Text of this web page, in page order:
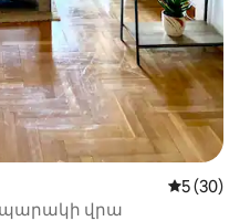
Միջին
5 (30)
վրա